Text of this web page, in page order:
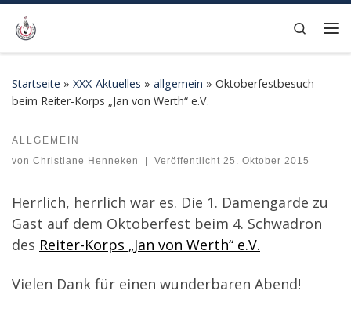
Zum Inhalt springen
Search
Startseite » XXX-Aktuelles » allgemein » Oktoberfestbesuch
beim Reiter-Korps „Jan von Werth“ e.V.
ALLGEMEIN
von Christiane Henneken Veröffentlicht 25. Oktober 2015
Herrlich, herrlich war es. Die 1. Damengarde zu
Gast auf dem Oktoberfest beim 4. Schwadron
des Reiter-Korps „Jan von Werth“ e.V.
Vielen Dank für einen wunderbaren Abend!